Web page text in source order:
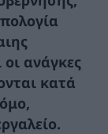
ανάγκες
κατά